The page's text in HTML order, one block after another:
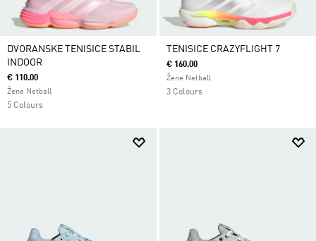
DVORANSKE TENISICE STABIL
INDOOR
€ 110.00
Žene Netball
5 Colours
TENISICE CRAZYFLIGHT 7
€ 160.00
Žene Netball
3 Colours